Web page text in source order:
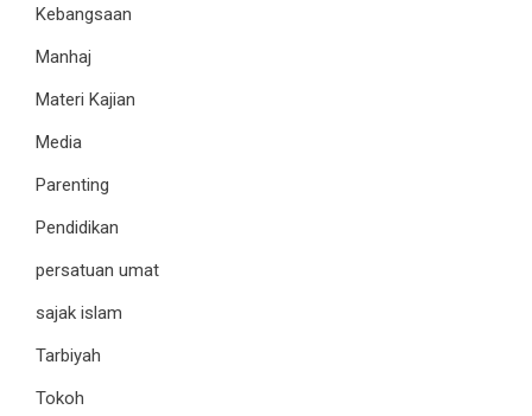
Kebangsaan
Manhaj
Materi Kajian
Media
Parenting
Pendidikan
persatuan umat
sajak islam
Tarbiyah
Tokoh